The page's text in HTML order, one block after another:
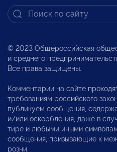
© 2023 Общероссийская
и среднего
Все права защищены.
Комментарии на сайте
требованиям российского
публикуем сообщения,
и/или оскорбления, даже в
тире и любыми иными
сообщения, призывающие к
розни.